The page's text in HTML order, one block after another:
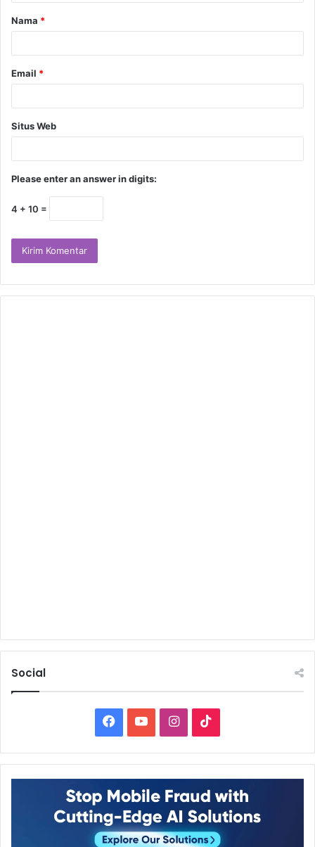
Nama *
Email *
Situs Web
Please enter an answer in digits:
4 + 10 =
Social
Facebook
YouTubeInstagram